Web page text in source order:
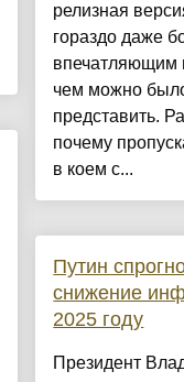
релизная
гораздо даже
впечатляющим
чем можно
представить.
почему
в коем с...
Путин
снижение
2025 году
Президент